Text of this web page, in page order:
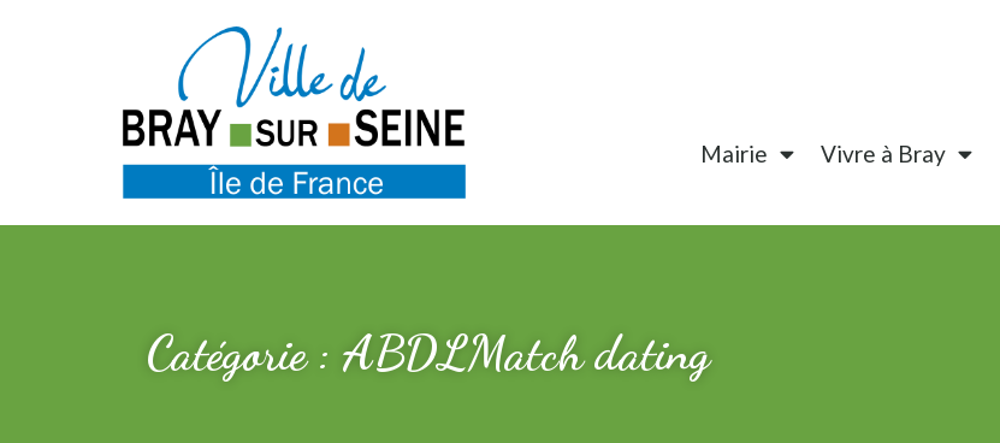
Mairie Vivre à Bray
Catégorie : ABDLMatch dating